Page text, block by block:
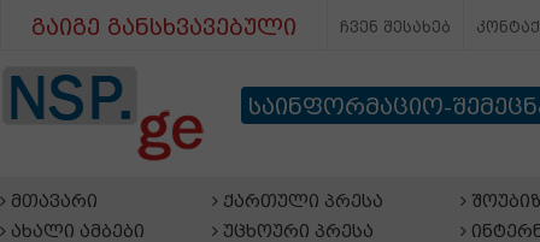
გაიგე განსხვავებული ჩვენ შესახებ
საინფორმაციო-
მთავარი
ახალი ამბები
ქართული პრესა
უცხოური პრესა